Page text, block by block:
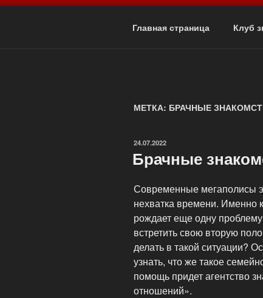
Главная страница Клуб
МЕТКА: БРАЧНЫЕ
ОПУБЛИКОВАНО
24.07.2022
Брачные
Современные мегаполисы
нехватка времени. Именно
рождает еще одну
встретить свою вторую
делать в такой ситуации?
узнать, что же такое
помощь придет агентство
отношений».